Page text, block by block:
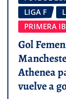
LIGA F
PRIMERA
Gol
Athenea
vuelve a